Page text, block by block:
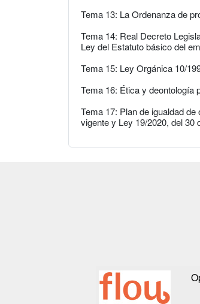
Tema 13: La Ordenanza de
Tema 14: Real Decreto
Ley del Estatuto básico del
Tema 15: Ley Orgánica 10/
Tema 16: Ética y deontología
Tema 17: Plan de igualdad
vigente y Ley 19/2020, del 30